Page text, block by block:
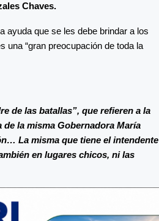
Chaves.
ayuda que se les debe brindar a los
una “gran preocupación de toda la
de las batallas”, que refieren a la
la misma Gobernadora María
La misma que tiene el intendente
en lugares chicos, ni las